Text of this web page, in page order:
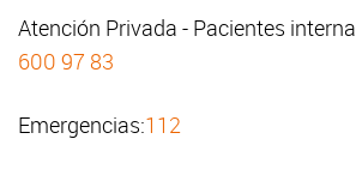
Atención Privada - Pacientes
600 97 83
Emergencias:112